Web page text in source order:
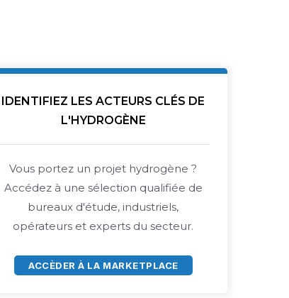
IDENTIFIEZ LES ACTEURS CLÉS DE
L'HYDROGÈNE
Vous portez un projet hydrogène ?
Accédez à une sélection qualifiée de
bureaux d'étude, industriels,
opérateurs et experts du secteur.
ACCÈDER À LA MARKETPLACE